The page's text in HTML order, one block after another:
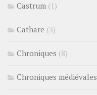
Castrum (1)
Cathare (3)
Chroniques (8)
Chroniques médiévales